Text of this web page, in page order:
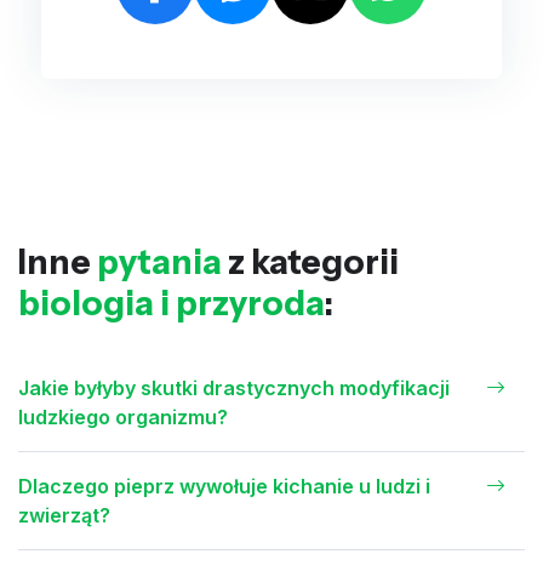
Inne pytania z kategorii
biologia i przyroda:
Jakie byłyby skutki drastycznych modyfikacji
ludzkiego organizmu?
Dlaczego pieprz wywołuje kichanie u ludzi i
zwierząt?